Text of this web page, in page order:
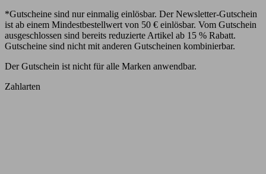
*Gutscheine sind nur einmalig einlösbar. Der Newsletter-Gutschein
ist ab einem Mindestbestellwert von 50 € einlösbar. Vom Gutschein
ausgeschlossen sind bereits reduzierte Artikel ab 15 % Rabatt.
Gutscheine sind nicht mit anderen Gutscheinen kombinierbar.
Der Gutschein ist nicht für alle Marken anwendbar.
Zahlarten